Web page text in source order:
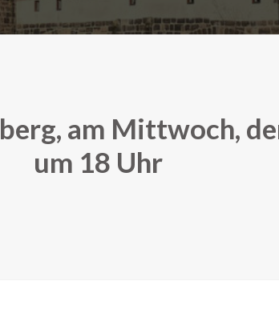
am Mittwoch,
um 18 Uhr